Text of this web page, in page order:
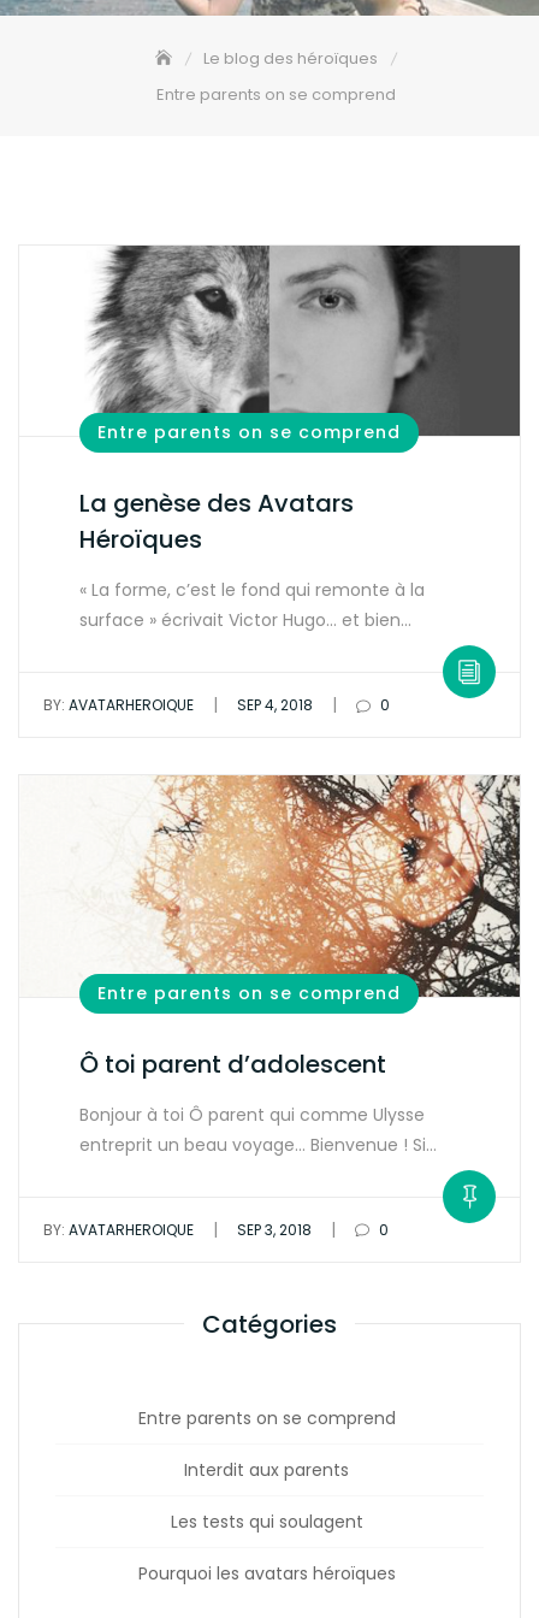
Le blog des héroïques
Entre parents on se comprend
Entre parents on se comprend
La genèse des Avatars
Héroïques
« La forme, c’est le fond qui remonte à la
surface » écrivait Victor Hugo… et bien…
BY: AVATARHEROIQUE | SEP 4, 2018 | 0
Entre parents on se comprend
Ô toi parent d’adolescent
Bonjour à toi Ô parent qui comme Ulysse
entreprit un beau voyage… Bienvenue ! Si…
BY: AVATARHEROIQUE | SEP 3, 2018 | 0
Catégories
Entre parents on se comprend
Interdit aux parents
Les tests qui soulagent
Pourquoi les avatars héroïques